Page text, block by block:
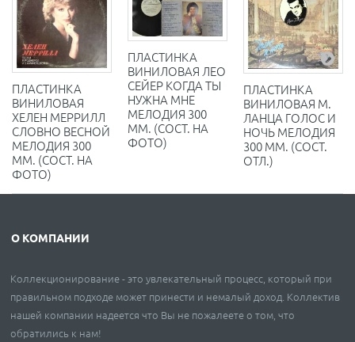
ПЛАСТИНКА
ВИНИЛОВАЯ
ХЕЛЕН МЕРРИЛЛ
СЛОВНО ВЕСНОЙ
МЕЛОДИЯ 300
ММ. (СОСТ. НА
ФОТО)
ПЛАСТИНКА
ВИНИЛОВАЯ ЛЕО
СЕЙЕР КОГДА ТЫ
НУЖНА МНЕ
МЕЛОДИЯ 300
ММ. (СОСТ. НА
ФОТО)
ПЛАСТИНКА
ВИНИЛОВАЯ М.
ЛАНЦА ГОЛОС И
НОЧЬ МЕЛОДИЯ
300 ММ. (СОСТ.
ОТЛ.)
О КОМПАНИИ
Коллекционирование - это увлекательный процесс, который при
правильном подходе может принести и немалый доход. Коллектив
нашей компании надеется что Вы не пожалеете о том, что
обратились к нам!